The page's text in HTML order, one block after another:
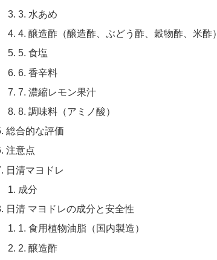
3. 水あめ
4. 醸造酢（醸造酢、ぶどう酢、穀物酢、米酢）
5. 食塩
6. 香辛料
7. 濃縮レモン果汁
8. 調味料（アミノ酸）
総合的な評価
注意点
日清マヨドレ
成分
日清 マヨドレの成分と安全性
1. 食用植物油脂（国内製造）
2. 醸造酢